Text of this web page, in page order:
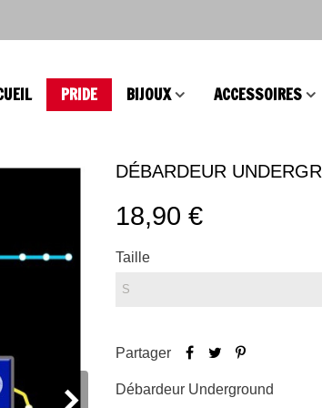
PRIDE BIJOUX ACCESSOIRES
DÉBARDEUR
18,90 €
Taille
Partager
Débardeur Underground